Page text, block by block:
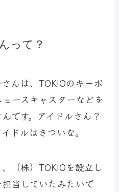
って？
んは、TOKIOのキーボ
ースキャスターなどを
です。アイドルさん？
ドルはきついな。
（株）TOKIOを設立し
当していたみたいで